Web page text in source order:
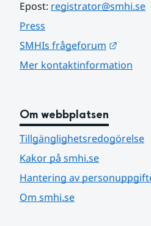
Epost: registrator@smhi.se
Press
SMHIs frågeforum
Mer kontaktinformation
Om webbplatsen
Tillgänglighetsredogörelse
Kakor på smhi.se
Hantering av
Om smhi.se